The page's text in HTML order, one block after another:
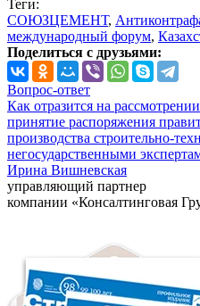
Теги:
СОЮЗЦЕМЕНТ,
международный форум,
Поделиться с друзьями:
Вопрос-ответ
Как отразится на
принятие распоряжения
производства строительно-
негосударственными
Ирина Вишневская
управляющий партнер
компании «Консалтинговая